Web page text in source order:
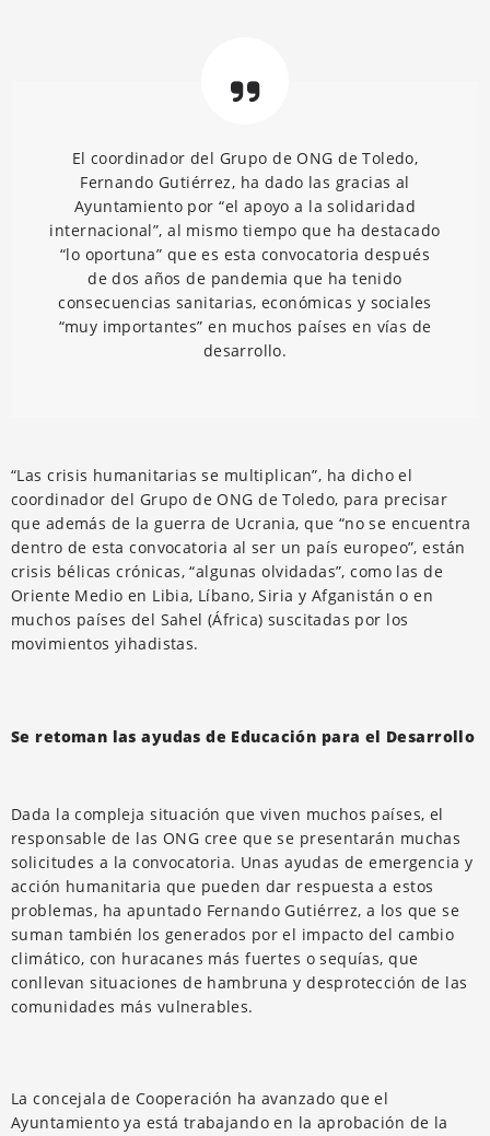
El coordinador del Grupo de ONG de Toledo,
Fernando Gutiérrez, ha dado las gracias al
Ayuntamiento por “el apoyo a la solidaridad
internacional”, al mismo tiempo que ha destacado
“lo oportuna” que es esta convocatoria después
de dos años de pandemia que ha tenido
consecuencias sanitarias, económicas y sociales
“muy importantes” en muchos países en vías de
desarrollo.
“Las crisis humanitarias se multiplican”, ha dicho el
coordinador del Grupo de ONG de Toledo, para precisar
que además de la guerra de Ucrania, que “no se encuentra
dentro de esta convocatoria al ser un país europeo”, están
crisis bélicas crónicas, “algunas olvidadas”, como las de
Oriente Medio en Libia, Líbano, Siria y Afganistán o en
muchos países del Sahel (África) suscitadas por los
movimientos yihadistas.
Se retoman las ayudas de Educación para el Desarrollo
Dada la compleja situación que viven muchos países, el
responsable de las ONG cree que se presentarán muchas
solicitudes a la convocatoria. Unas ayudas de emergencia y
acción humanitaria que pueden dar respuesta a estos
problemas, ha apuntado Fernando Gutiérrez, a los que se
suman también los generados por el impacto del cambio
climático, con huracanes más fuertes o sequías, que
conllevan situaciones de hambruna y desprotección de las
comunidades más vulnerables.
La concejala de Cooperación ha avanzado que el
Ayuntamiento ya está trabajando en la aprobación de la